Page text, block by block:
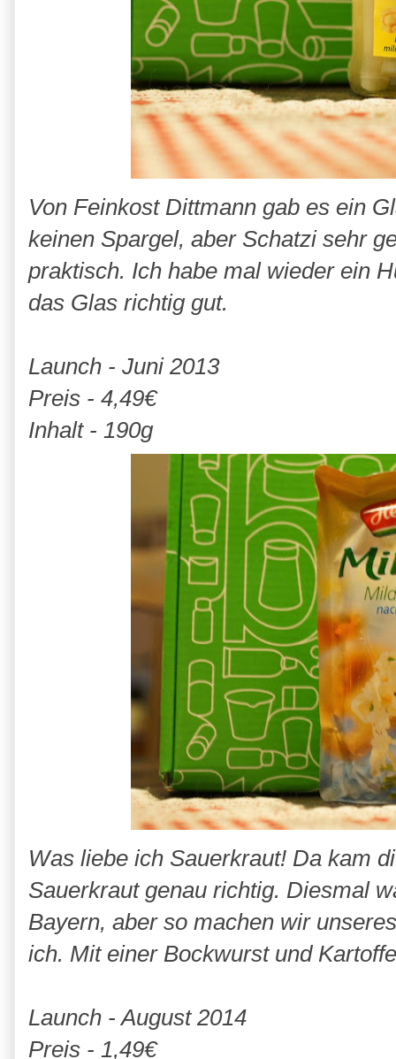
Von Feinkost Dittmann gab es ein
keinen Spargel, aber Schatzi sehr
praktisch. Ich habe mal wieder ein
das Glas richtig gut.
Launch - Juni 2013
Preis - 4,49€
Inhalt - 190g
Was liebe ich Sauerkraut! Da kam
Sauerkraut genau richtig. Diesmal
Bayern, aber so machen wir
ich. Mit einer Bockwurst und
Launch - August 2014
Preis - 1,49€